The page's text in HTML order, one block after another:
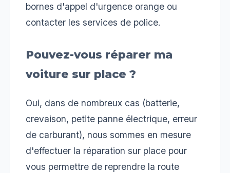
bornes d'appel d'urgence orange ou
contacter les services de police.
Pouvez-vous réparer ma
voiture sur place ?
Oui, dans de nombreux cas (batterie,
crevaison, petite panne électrique, erreur
de carburant), nous sommes en mesure
d'effectuer la réparation sur place pour
vous permettre de reprendre la route